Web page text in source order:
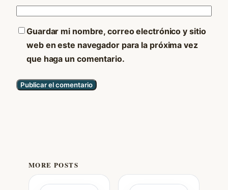
Guardar mi nombre, correo electrónico y sitio
web en este navegador para la próxima vez
que haga un comentario.
MORE POSTS